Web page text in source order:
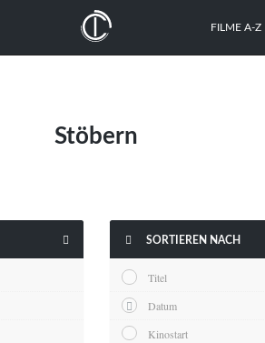
FILME A-Z
Stöbern
  SORTIEREN NACH
Titel
Datum
Kinostart